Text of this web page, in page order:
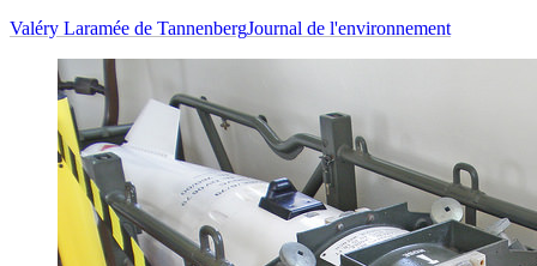
Valéry Laramée de TannenbergJournal de l'environnement